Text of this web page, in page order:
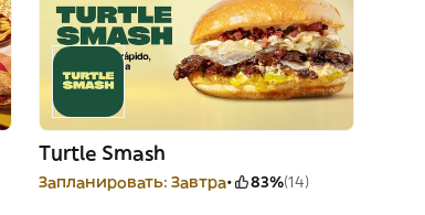
Turtle Smash
Запланировать: Завтра 83%(14)